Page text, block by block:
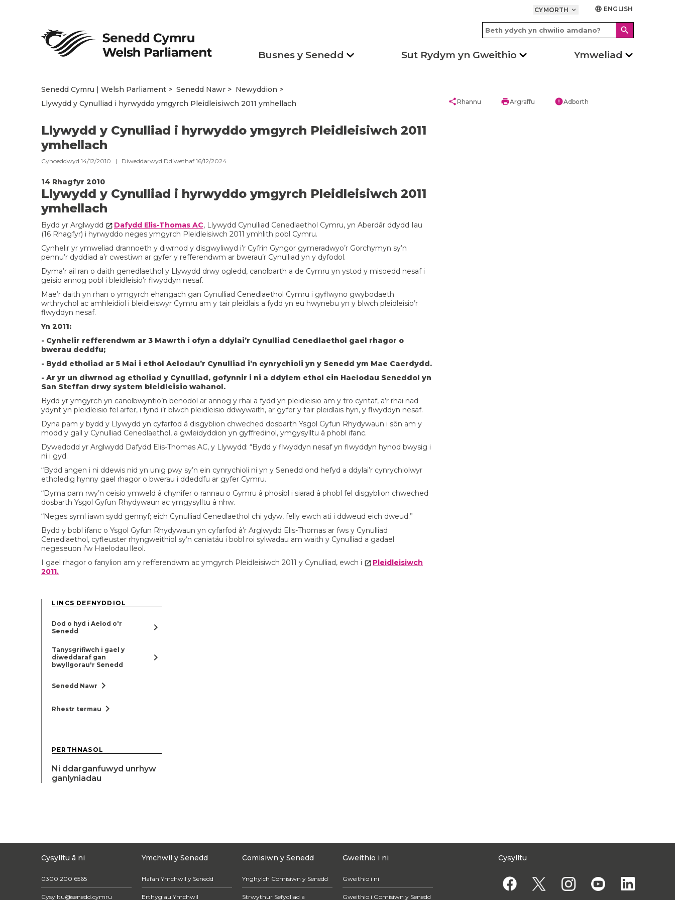
CYMORTH keyboard_arrow_down language ENGLISH
search
Busnes y Senedd Sut Rydym yn Gweithio Ymweliad
Senedd Cymru | Welsh Parliament Senedd Nawr
Newyddion
Llywydd y Cynulliad i hyrwyddo ymgyrch Pleidleisiwch 2011 ymhellach
shareRhannu printArgraffu errorAdborth
Llywydd y Cynulliad i hyrwyddo ymgyrch Pleidleisiwch 2011
ymhellach
Cyhoeddwyd 14/12/2010 | Diweddarwyd Ddiwethaf 16/12/2024
14 Rhagfyr 2010
Llywydd y Cynulliad i hyrwyddo ymgyrch Pleidleisiwch 2011
ymhellach
Bydd yr Arglwydd Dafydd Elis-Thomas AC, Llywydd Cynulliad Cenedlaethol Cymru, yn Aberdâr ddydd Iau
(16 Rhagfyr) i hyrwyddo neges ymgyrch Pleidleisiwch 2011 ymhlith pobl Cymru.
Cynhelir yr ymweliad drannoeth y diwrnod y disgwyliwyd i’r Cyfrin Gyngor gymeradwyo’r Gorchymyn sy’n
pennu’r dyddiad a’r cwestiwn ar gyfer y refferendwm ar bwerau’r Cynulliad yn y dyfodol.
Dyma’r ail ran o daith genedlaethol y Llywydd drwy ogledd, canolbarth a de Cymru yn ystod y misoedd nesaf i
geisio annog pobl i bleidleisio’r flwyddyn nesaf.
Mae’r daith yn rhan o ymgyrch ehangach gan Gynulliad Cenedlaethol Cymru i gyflwyno gwybodaeth
wrthrychol ac amhleidiol i bleidleiswyr Cymru am y tair pleidlais a fydd yn eu hwynebu yn y blwch pleidleisio’r
flwyddyn nesaf.
Yn 2011:
- Cynhelir refferendwm ar 3 Mawrth i ofyn a ddylai’r Cynulliad Cenedlaethol gael rhagor o
bwerau deddfu;
- Bydd etholiad ar 5 Mai i ethol Aelodau’r Cynulliad i’n cynrychioli yn y Senedd ym Mae Caerdydd.
- Ar yr un diwrnod ag etholiad y Cynulliad, gofynnir i ni a ddylem ethol ein Haelodau Seneddol yn
San Steffan drwy system bleidleisio wahanol.
Bydd yr ymgyrch yn canolbwyntio’n benodol ar annog y rhai a fydd yn pleidleisio am y tro cyntaf, a’r rhai nad
ydynt yn pleidleisio fel arfer, i fynd i’r blwch pleidleisio ddwywaith, ar gyfer y tair pleidlais hyn, y flwyddyn nesaf.
Dyna pam y bydd y Llywydd yn cyfarfod â disgyblion chweched dosbarth Ysgol Gyfun Rhydywaun i sôn am y
modd y gall y Cynulliad Cenedlaethol, a gwleidyddion yn gyffredinol, ymgysylltu â phobl ifanc.
Dywedodd yr Arglwydd Dafydd Elis-Thomas AC, y Llywydd: “Bydd y flwyddyn nesaf yn flwyddyn hynod bwysig i
ni i gyd.
“Bydd angen i ni ddewis nid yn unig pwy sy’n ein cynrychioli ni yn y Senedd ond hefyd a ddylai’r cynrychiolwyr
etholedig hynny gael rhagor o bwerau i ddeddfu ar gyfer Cymru.
“Dyma pam rwy’n ceisio ymweld â chynifer o rannau o Gymru â phosibl i siarad â phobl fel disgyblion chweched
dosbarth Ysgol Gyfun Rhydywaun ac ymgysylltu â nhw.
“Neges syml iawn sydd gennyf; eich Cynulliad Cenedlaethol chi ydyw, felly ewch ati i ddweud eich dweud.”
Bydd y bobl ifanc o Ysgol Gyfun Rhydywaun yn cyfarfod â’r Arglwydd Elis-Thomas ar fws y Cynulliad
Cenedlaethol, cyfleuster rhyngweithiol sy’n caniatáu i bobl roi sylwadau am waith y Cynulliad a gadael
negeseuon i’w Haelodau lleol.
I gael rhagor o fanylion am y refferendwm ac ymgyrch Pleidleisiwch 2011 y Cynulliad, ewch i
Pleidleisiwch
2011.
LINCS DEFNYDDIOL
Dod o hyd i Aelod o'r
Senedd
chevron_right
Tanysgrifiwch i gael y
diweddaraf gan
bwyllgorau'r Senedd
chevron_right
Senedd Nawr chevron_right
Rhestr termau chevron_right
PERTHNASOL
Ni ddarganfuwyd unrhyw
ganlyniadau
Cysylltu â ni
0300 200 6565
Cysylltu@senedd.cymru
Ymchwil y Senedd
Hafan Ymchwil y Senedd
Erthyglau Ymchwil
Comisiwn y Senedd
Ynghylch Comisiwn y Senedd
Strwythur Sefydliad a
Gweithio i ni
Gweithio i ni
Gweithio i Gomisiwn y Senedd
Cysylltu